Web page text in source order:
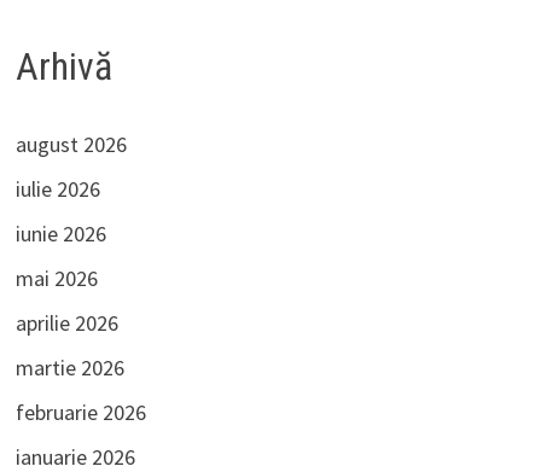
Arhivă
august 2026
iulie 2026
iunie 2026
mai 2026
aprilie 2026
martie 2026
februarie 2026
ianuarie 2026